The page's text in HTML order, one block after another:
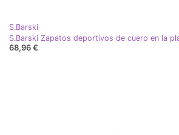
S.Barski
68,96 €